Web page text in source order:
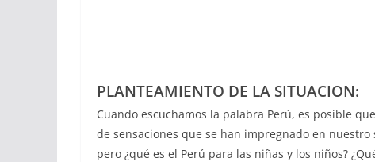
PLANTEAMIENTO DE LA SITUACION:
Cuando escuchamos la palabra Perú, es posible
de sensaciones que se han impregnado en
pero ¿qué es el Perú para las niñas y los niños?